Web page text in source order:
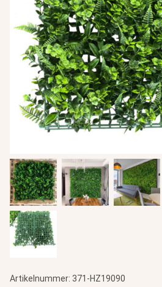
Artikelnummer: 371-HZ19090